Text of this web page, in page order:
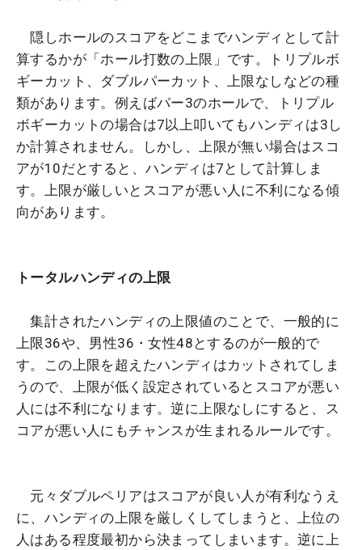
隠しホールのスコアをどこまでハンディとして計
算するかが「ホール打数の上限」です。トリプルボ
ギーカット、ダブルパーカット、上限なしなどの種
類があります。例えばパー3のホールで、トリプル
ボギーカットの場合は7以上叩いてもハンディは3し
か計算されません。しかし、上限が無い場合はスコ
アが10だとすると、ハンディは7として計算しま
す。上限が厳しいとスコアが悪い人に不利になる傾
向があります。
トータルハンディの上限
集計されたハンディの上限値のことで、一般的に
上限36や、男性36・女性48とするのが一般的で
す。この上限を超えたハンディはカットされてしま
うので、上限が低く設定されているとスコアが悪い
人には不利になります。逆に上限なしにすると、ス
コアが悪い人にもチャンスが生まれるルールです。
元々ダブルペリアはスコアが良い人が有利なうえ
に、ハンディの上限を厳しくしてしまうと、上位の
人はある程度最初から決まってしまいます。逆に上